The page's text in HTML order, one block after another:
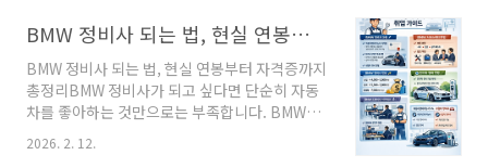
분야입니다. 본 글은 정보 제공 목적이며, 기술적
의미와 시장 파급력을 정리해보았습니다.한눈에
보기항목주요 기능추천 대상HBM4 성능최대
13Gbps급 속도 구현AI·HPC 기업양산 체계차세
대 공정 기반 수율 안정화반도체 투자자시장 영
향AI 메모리 경쟁 심화산업 분석 관심자1. 삼성전
BMW 정비사 되는 법, 현실 연봉부터 자격증까지 총정리
BMW 정비사 되는 법, 현실 연봉부터 자격증까지
총정리BMW 정비사가 되고 싶다면 단순히 자동
차를 좋아하는 것만으로는 부족합니다. BMW는
일반 국산차와 달리 전자제어 시스템과 진단 기
술 비중이 매우 높은 브랜드입니다. 이 글에서는
2026. 2. 12.